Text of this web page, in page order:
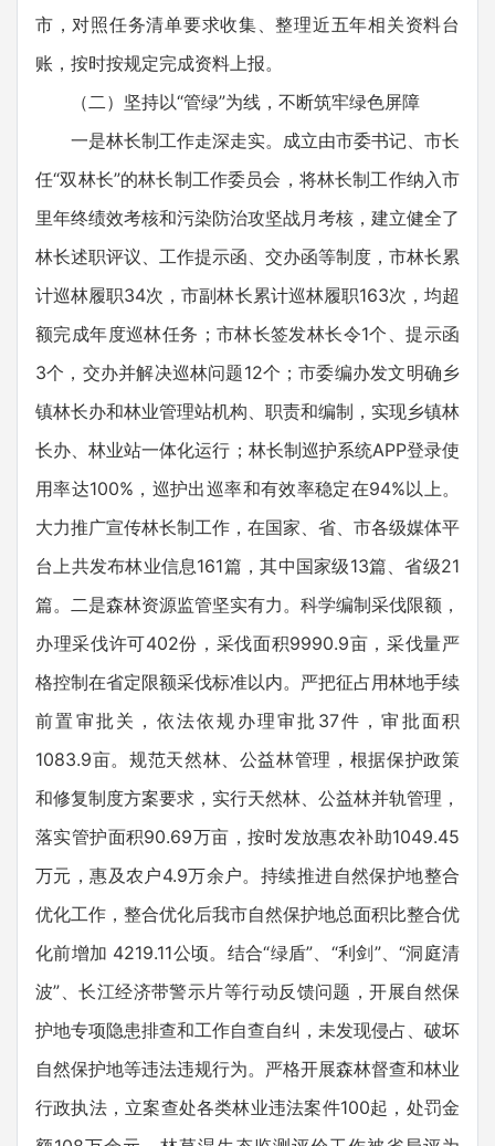
市，对照任务清单要求收集、整理近五年相关资料台
账，按时按规定完成资料上报。
（二）坚持以“管绿”为线，不断筑牢绿色屏障
一是林长制工作走深走实。成立由市委书记、市长
任“双林长”的林长制工作委员会，将林长制工作纳入市
里年终绩效考核和污染防治攻坚战月考核，建立健全了
林长述职评议、工作提示函、交办函等制度，市林长累
计巡林履职34次，市副林长累计巡林履职163次，均超
额完成年度巡林任务；市林长签发林长令1个、提示函
3个，交办并解决巡林问题12个；市委编办发文明确乡
镇林长办和林业管理站机构、职责和编制，实现乡镇林
长办、林业站一体化运行；林长制巡护系统APP登录使
用率达100%，巡护出巡率和有效率稳定在94%以上。
大力推广宣传林长制工作，在国家、省、市各级媒体平
台上共发布林业信息161篇，其中国家级13篇、省级21
篇。二是森林资源监管坚实有力。科学编制采伐限额，
办理采伐许可402份，采伐面积9990.9亩，采伐量严
格控制在省定限额采伐标准以内。严把征占用林地手续
前置审批关，依法依规办理审批37件，审批面积
1083.9亩。规范天然林、公益林管理，根据保护政策
和修复制度方案要求，实行天然林、公益林并轨管理，
落实管护面积90.69万亩，按时发放惠农补助1049.45
万元，惠及农户4.9万余户。持续推进自然保护地整合
优化工作，整合优化后我市自然保护地总面积比整合优
化前增加 4219.11公顷。结合“绿盾”、“利剑”、“洞庭清
波”、长江经济带警示片等行动反馈问题，开展自然保
护地专项隐患排查和工作自查自纠，未发现侵占、破坏
自然保护地等违法违规行为。严格开展森林督查和林业
行政执法，立案查处各类林业违法案件100起，处罚金